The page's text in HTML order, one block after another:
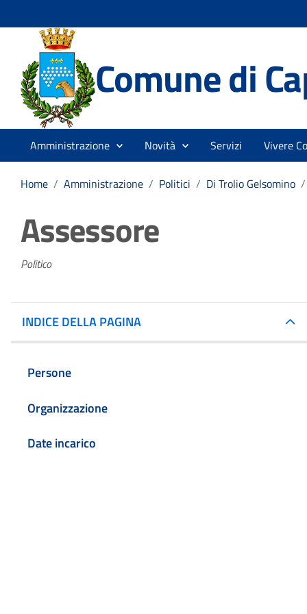
Comune di
Amministrazione Novità Servizi Vivere
Home / Amministrazione / Politici / Di Trolio Gelsomino /
Assessore
Politico
INDICE DELLA PAGINA
Persone
Organizzazione
Date incarico